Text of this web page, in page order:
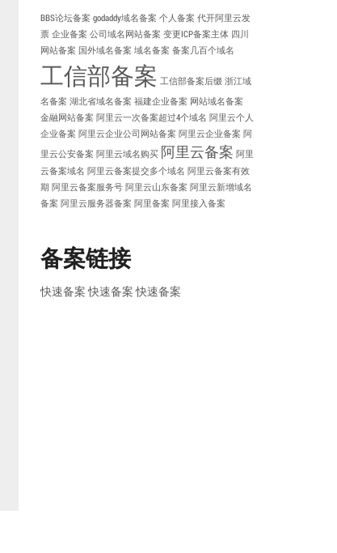
BBS论坛备案 godaddy域名备案 个人备案 代开阿里云发
票 企业备案 公司域名网站备案 变更ICP备案主体 四川
网站备案 国外域名备案 域名备案 备案几百个域名
工信部备案 工信部备案后缀 浙江域
名备案 湖北省域名备案 福建企业备案 网站域名备案
金融网站备案 阿里云一次备案超过4个域名 阿里云个人
企业备案 阿里云企业公司网站备案 阿里云企业备案 阿
里云公安备案 阿里云域名购买 阿里云备案 阿里
云备案域名 阿里云备案提交多个域名 阿里云备案有效
期 阿里云备案服务号 阿里云山东备案 阿里云新增域名
备案 阿里云服务器备案 阿里备案 阿里接入备案
备案链接
快速备案 快速备案 快速备案